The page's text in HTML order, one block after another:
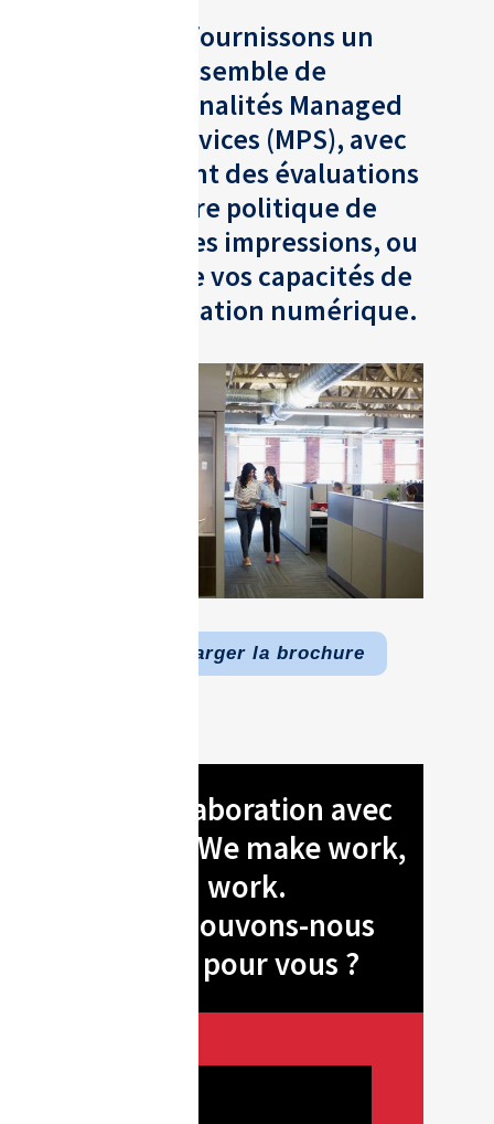
Nous fournissons un
ensemble de
fonctionnalités Managed
Print Services (MPS), avec
notamment des évaluations
de votre politique de
gestion des impressions, ou
encore de vos capacités de
transformation numérique.
Télécharger la brochure
En collaboration avec
Xerox® :We make work,
work.
Que pouvons-nous
faire pour vous ?